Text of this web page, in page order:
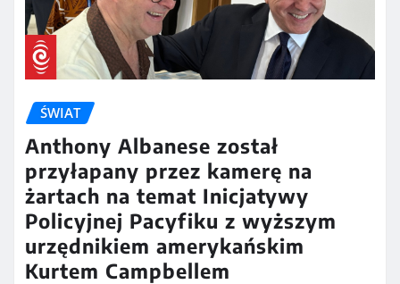
ŚWIAT
Anthony Albanese został
przyłapany przez kamerę na
żartach na temat Inicjatywy
Policyjnej Pacyfiku z wyższym
urzędnikiem amerykańskim
Kurtem Campbellem